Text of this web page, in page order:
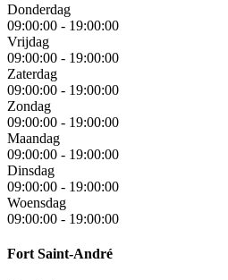
Donderdag
09:00:00 - 19:00:00
Vrijdag
09:00:00 - 19:00:00
Zaterdag
09:00:00 - 19:00:00
Zondag
09:00:00 - 19:00:00
Maandag
09:00:00 - 19:00:00
Dinsdag
09:00:00 - 19:00:00
Woensdag
09:00:00 - 19:00:00
Fort Saint-André